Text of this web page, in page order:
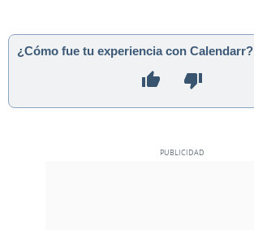
¿Cómo fue tu experiencia con Calendarr?